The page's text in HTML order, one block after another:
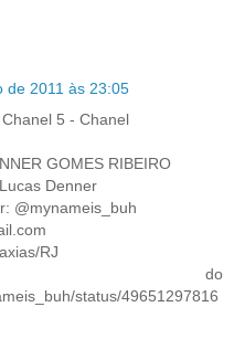
de 2011 às 23:05
5 - Chanel
GOMES RIBEIRO
Denner
@mynameis_buh
RJ
do
status/49651297816